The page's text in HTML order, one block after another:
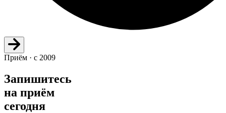
Приём · с 2009
Запишитесь
на приём
сегодня